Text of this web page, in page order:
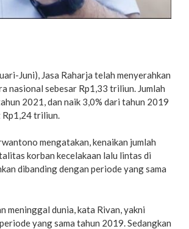
Juni), Jasa Raharja telah menyerahkan
nasional sebesar Rp1,33 triliun. Jumlah
2021, dan naik 3,0% dari tahun 2019
Rp1,24 triliun.
mengatakan, kenaikan jumlah
korban kecelakaan lalu lintas di
dibanding dengan periode yang sama
meninggal dunia, kata Rivan, yakni
yang sama tahun 2019. Sedangkan